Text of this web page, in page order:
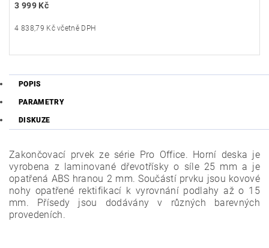
3 999 Kč
4 838,79 Kč včetně DPH
POPIS
PARAMETRY
DISKUZE
Zakončovací prvek ze série Pro Office. Horní deska je
vyrobena z laminované dřevotřísky o síle 25 mm a je
opatřená ABS hranou 2 mm. Součástí prvku jsou kovové
nohy opatřené rektifikací k vyrovnání podlahy až o 15
mm. Přísedy jsou dodávány v různých barevných
provedeních.